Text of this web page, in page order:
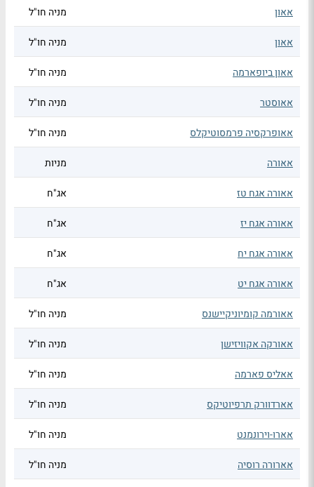
אאון מניה חו"ל
אאון מניה חו"ל
אאון ביופארמה מניה חו"ל
אאוסטר מניה חו"ל
אאופרקסיה פרמסוטיקלס מניה חו"ל
אאורה מניות
אאורה אגח טז אג"ח
אאורה אגח יז אג"ח
אאורה אגח יח אג"ח
אאורה אגח יט אג"ח
אאורמה קומיוניקיישנס מניה חו"ל
אאורקה אקוויזישן מניה חו"ל
אאליס פארמה מניה חו"ל
אארדוורק תרפיוטיקס מניה חו"ל
אארו-וירונמנט מניה חו"ל
אארורה רוסיה מניה חו"ל